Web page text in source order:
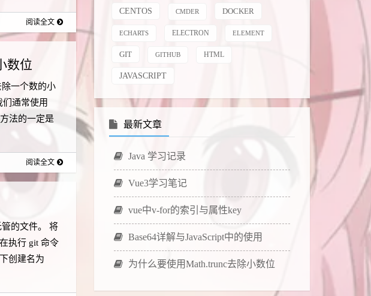
阅读全文
数位
除一个数的小
通常使用
法的一定是
阅读全文
的文件。 将
执行 git 命令
创建名为
CENTOS CMDER DOCKER
ECHARTS ELECTRON ELEMENT
GIT GITHUB HTML
JAVASCRIPT
最新文章
Java 学习记录
Vue3学习笔记
vue中v-for的索引与属性key
Base64详解与JavaScript中的使用
为什么要使用Math.trunc去除小数位